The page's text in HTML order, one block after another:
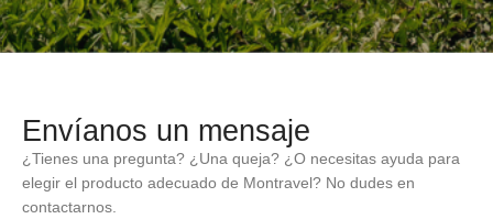
Envíanos un mensaje
¿Tienes una pregunta? ¿Una queja? ¿O necesitas ayuda para
elegir el producto adecuado de Montravel? No dudes en
contactarnos.